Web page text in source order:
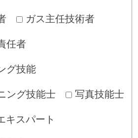
ガス主任技術者
任者
グ技能
ング技能士 写真技能士
キスパート